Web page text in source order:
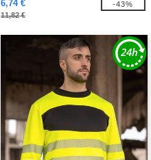
6,74 €
11,82 €
-43%